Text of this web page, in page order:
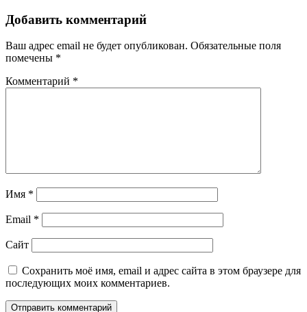
Добавить комментарий
Ваш адрес email не будет опубликован. Обязательные поля
помечены *
Комментарий *
Имя *
Email *
Сайт
Сохранить моё имя, email и адрес сайта в этом браузере для
последующих моих комментариев.